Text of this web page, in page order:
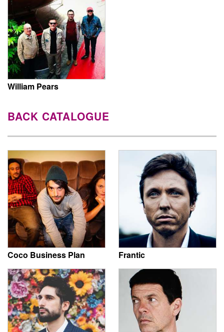
William Pears
BACK CATALOGUE
Coco Business Plan Frantic